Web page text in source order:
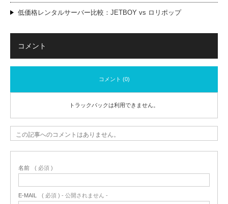
低価格レンタルサーバー比較：JETBOY vs ロリポップ
コメント
コメント (0)
トラックバックは利用できません。
この記事へのコメントはありません。
名前 ( 必須 )
E-MAIL ( 必須 ) - 公開されません -